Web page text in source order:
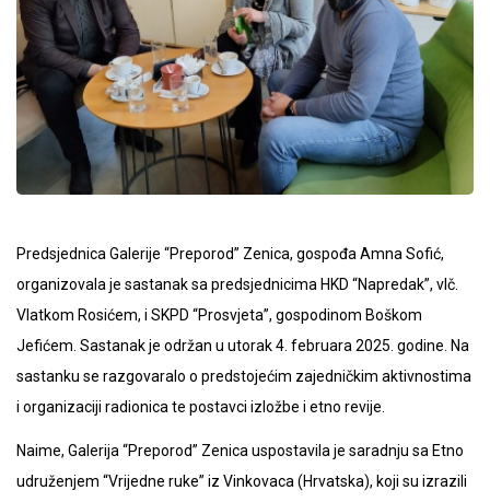
Predsjednica Galerije “Preporod” Zenica, gospođa Amna Sofić,
organizovala je sastanak sa predsjednicima HKD “Napredak”, vlč.
Vlatkom Rosićem, i SKPD “Prosvjeta”, gospodinom Boškom
Jefićem. Sastanak je održan u utorak 4. februara 2025. godine. Na
sastanku se razgovaralo o predstojećim zajedničkim aktivnostima
i organizaciji radionica te postavci izložbe i etno revije.
Naime, Galerija “Preporod” Zenica uspostavila je saradnju sa Etno
udruženjem “Vrijedne ruke” iz Vinkovaca (Hrvatska), koji su izrazili